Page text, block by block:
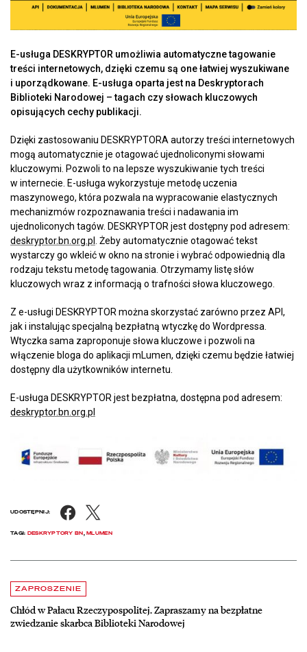
E-usługa DESKRYPTOR umożliwia automatyczne tagowanie
treści internetowych, dzięki czemu są one łatwiej wyszukiwane
i uporządkowane. E-usługa oparta jest na Deskryptorach
Biblioteki Narodowej – tagach czy słowach kluczowych
opisujących cechy publikacji.
Dzięki zastosowaniu DESKRYPTORA autorzy treści internetowych
mogą automatycznie je otagować ujednoliconymi słowami
kluczowymi. Pozwoli to na lepsze wyszukiwanie tych treści
w internecie. E-usługa wykorzystuje metodę uczenia
maszynowego, która pozwala na wypracowanie elastycznych
mechanizmów rozpoznawania treści i nadawania im
ujednoliconych tagów. DESKRYPTOR jest dostępny pod adresem:
deskryptor.bn.org.pl
. Żeby automatycznie otagować tekst
wystarczy go wkleić w okno na stronie i wybrać odpowiednią dla
rodzaju tekstu metodę tagowania. Otrzymamy listę słów
kluczowych wraz z informacją o trafności słowa kluczowego.
Z e-usługi DESKRYPTOR można skorzystać zarówno przez API,
jak i instalując specjalną bezpłatną wtyczkę do Wordpressa.
Wtyczka sama zaproponuje słowa kluczowe i pozwoli na
włączenie bloga do aplikacji mLumen, dzięki czemu będzie łatwiej
dostępny dla użytkowników internetu.
E-usługa DESKRYPTOR jest bezpłatna, dostępna pod adresem:
deskryptor.bn.org.pl
UDOSTĘPNIJ: Facebook
TAGI: DESKRYPTORY BN,MLUMEN
Aktualności
ZAPROSZENIE
Chłód w Pałacu Rzeczypospolitej. Zapraszamy na bezpłatne
zwiedzanie skarbca Biblioteki Narodowej
czytaj więcej o Chłód w Pałacu Rzeczypospolitej. Zapraszamy na